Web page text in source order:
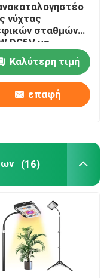
νύχτας
σταθμών
DC5V με
RGB
Καλύτερη τιμή
επαφή
(16)